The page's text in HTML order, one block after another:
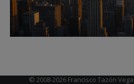
© 2008-2026 Francisco Tazón